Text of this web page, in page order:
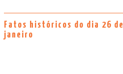
Fatos históricos do dia 26 de
janeiro